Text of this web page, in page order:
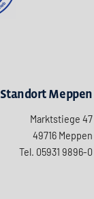
Standort Meppen
Marktstiege 47
49716 Meppen
Tel. 05931 9896-0